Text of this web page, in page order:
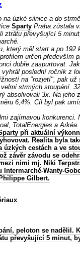
úzké silnice a do
Sparty Praha zůstala
ztrátu převyšující 5
který měl start a po 192
určen především
dobře zaspurtovat.
poslední ročník z
na "rozjetí", pak už
strmých stoupání.
absolvovali 3x. Na jeho
6,4%. Cíl byl pak
zajímavou konkurenci.
TotalEnergies a
při aktuální
Realita byla
úzkých cestách a ve
závěr závodu se
nimi mj. Niki
Wanty-
Gilbert.
peloton se nadělil.
převyšující 5 minut,